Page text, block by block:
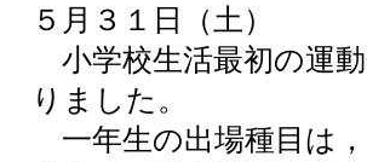
５月３１日（土）
小学校生活最初の運
りました。
一年生の出場種目は